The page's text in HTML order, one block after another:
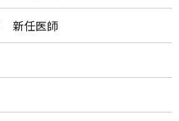
新任医師